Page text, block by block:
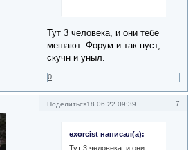
Тут 3 человека, и они тебе
мешают. Форум и так пуст,
скучн и уныл.
0
Поделиться 7
18.06.22 09:39
exorcist написал(а):
Тут 3 человека, и они